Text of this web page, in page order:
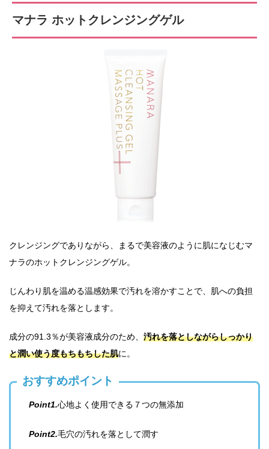
マナラ ホットクレンジングゲル
クレンジングでありながら、まるで美容液のように肌になじむマ
ナラのホットクレンジングゲル。
じんわり肌を温める温感効果で汚れを溶かすことで、肌への負担
を抑えて汚れを落とします。
成分の91.3％が美容液成分のため、 汚れを落としながらしっかり
と潤い使う度もちもちした肌に。
おすすめポイント
Point1.心地よく使用できる７つの無添加
Point2.毛穴の汚れを落として潤す